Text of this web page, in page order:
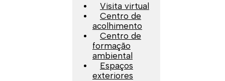
Visita virtual
Centro de
acolhimento
Centro de
formação
ambiental
Espaços
exteriores